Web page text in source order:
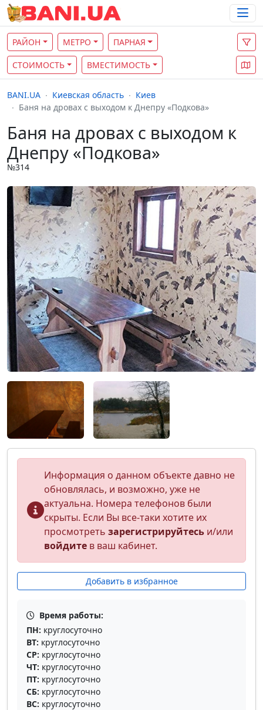
РАЙОН МЕТРО ПАРНАЯ
СТОИМОСТЬ ВМЕСТИМОСТЬ
BANI.UA Киевская область
Киев
Баня на дровах с выходом к Днепру «Подкова»
Баня на дровах с выходом к
Днепру «Подкова»
№314
Информация о данном объекте давно не
обновлялась, и возможно, уже не
актуальна. Номера телефонов были
скрыты. Если Вы все-таки хотите их
просмотреть зарегистрируйтесь и/или
войдите в ваш кабинет.
Добавить в избранное
Время работы:
ПН: круглосуточно
ВТ: круглосуточно
СР: круглосуточно
ЧТ: круглосуточно
ПТ: круглосуточно
СБ: круглосуточно
ВС: круглосуточно